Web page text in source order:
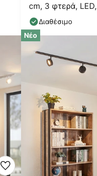
cm, 3 φτερά,
Διαθέσιμο
Νέο